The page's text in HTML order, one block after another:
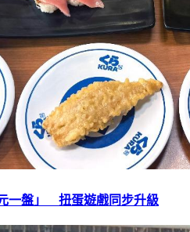
一盤」 扭蛋遊戲同步升級